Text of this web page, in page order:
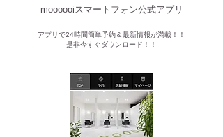
moooooiスマートフォン公式アプリ​
​アプリで24時間簡単予約＆最新情報が満載！！
是非今すぐダウンロード！！